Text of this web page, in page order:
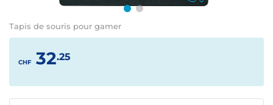
Tapis de souris pour gamer
CHF 32.25